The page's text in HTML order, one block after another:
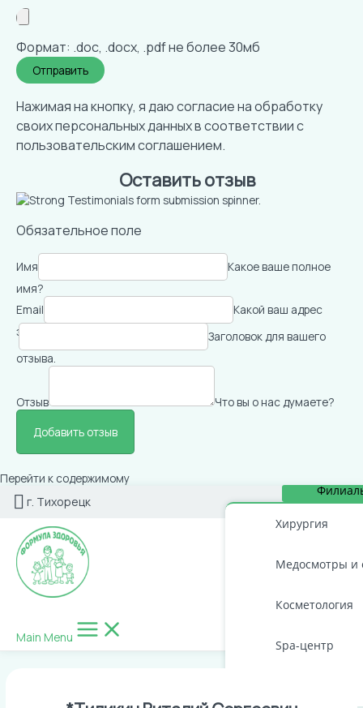
Формат: .doc, .docx, .pdf не более 30мб
Нажимая на кнопку, я даю согласие на обработку
своих персональных данных в соответствии с
пользовательским соглашением.
Оставить отзыв
Обязательное поле
Имя
Какое ваше полное
имя?
Email
Какой ваш адрес
электронной почты?
Заголовок для вашего
отзыва.
Отзыв Что вы о нас думаете?
Перейти к содержимому
г. Тихорецк
Хирургия
Медосмотры и
Косметология
Spa-центр
Main Menu